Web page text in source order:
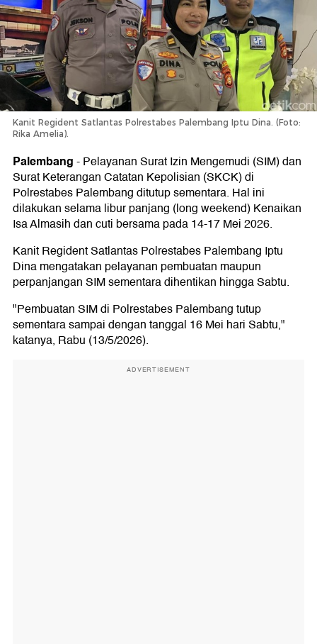
Kanit Regident Satlantas Polrestabes Palembang Iptu Dina. (Foto:
Rika Amelia).
Palembang-Pelayanan Surat Izin Mengemudi (SIM) dan
Surat Keterangan Catatan Kepolisian (SKCK) di
Polrestabes Palembang ditutup sementara. Hal ini
dilakukan selama libur panjang (long weekend) Kenaikan
Isa Almasih dan cuti bersama pada 14-17 Mei 2026.
Kanit Regident Satlantas Polrestabes Palembang Iptu
Dina mengatakan pelayanan pembuatan maupun
perpanjangan SIM sementara dihentikan hingga Sabtu.
"Pembuatan SIM di Polrestabes Palembang tutup
sementara sampai dengan tanggal 16 Mei hari Sabtu,"
katanya, Rabu (13/5/2026).
ADVERTISEMENT